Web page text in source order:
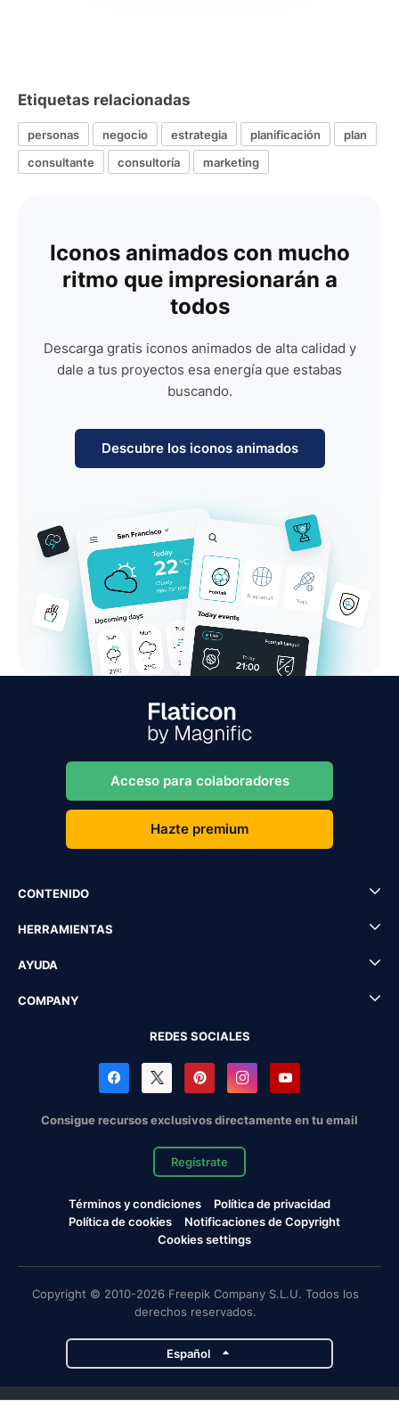
Etiquetas relacionadas
personas negocio estrategia planificación
plan
consultante
consultoría marketing
Iconos animados con mucho
ritmo que impresionarán a
todos
Descarga gratis iconos animados de alta calidad y
dale a tus proyectos esa energía que estabas
buscando.
Descubre los iconos animados
Acceso para colaboradores
Hazte premium
CONTENIDO
HERRAMIENTAS
AYUDA
COMPANY
REDES SOCIALES
Consigue recursos exclusivos directamente en tu email
Regístrate
Términos y condiciones
Política de privacidad
Política de cookies
Notificaciones de Copyright
Cookies settings
Copyright © 2010-2026 Freepik Company S.L.U. Todos los
derechos reservados.
Español